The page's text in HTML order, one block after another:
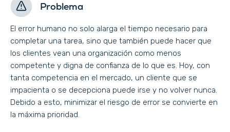
Problema
El error humano no solo alarga el tiempo necesario para
completar una tarea, sino que también puede hacer que
los clientes vean una organización como menos
competente y digna de confianza de lo que es. Hoy, con
tanta competencia en el mercado, un cliente que se
impacienta o se decepciona puede irse y no volver nunca.
Debido a esto, minimizar el riesgo de error se convierte en
la máxima prioridad.